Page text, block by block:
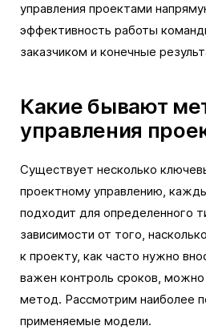
управления проектами
эффективность работы
заказчиком и конечные
Какие бывают
управления
Существует несколько
проектному управлению,
подходит для определенного
зависимости от того,
к проекту, как часто нужно
важен контроль сроков,
метод. Рассмотрим наиболее
применяемые модели.